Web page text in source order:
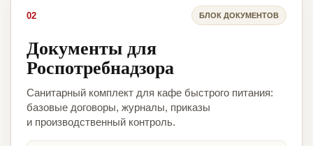
02 БЛОК ДОКУМЕНТОВ
Документы для
Роспотребнадзора
Санитарный комплект для кафе быстрого питания:
базовые договоры, журналы, приказы
и производственный контроль.